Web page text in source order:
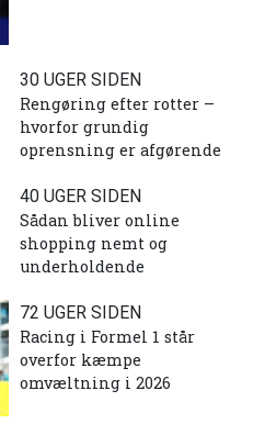
30 UGER SIDEN
Rengøring efter rotter –
hvorfor grundig
oprensning er afgørende
40 UGER SIDEN
Sådan bliver online
shopping nemt og
underholdende
72 UGER SIDEN
Racing i Formel 1 står
overfor kæmpe
omvæltning i 2026